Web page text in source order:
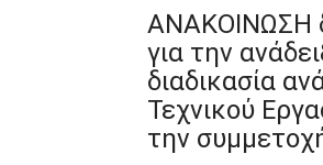
ΑΝΑΚΟΙΝΩΣΗ
για την
διαδικασία
Τεχνικού
την